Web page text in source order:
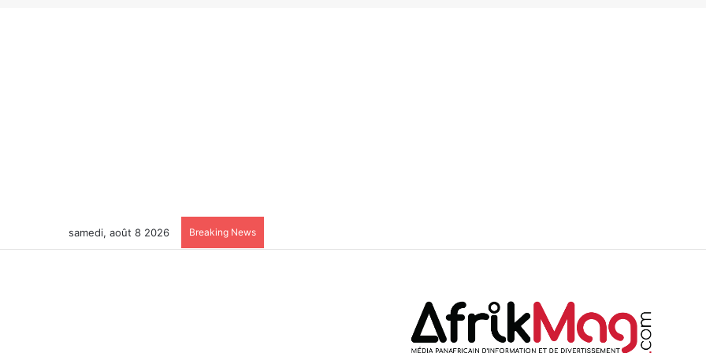
samedi, août 8 2026 Breaking News